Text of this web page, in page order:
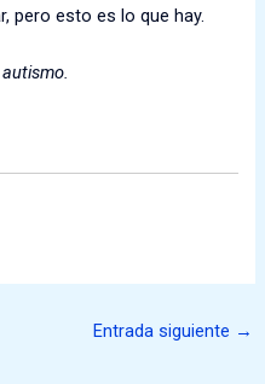
pero esto es lo que hay.
Entrada siguiente →